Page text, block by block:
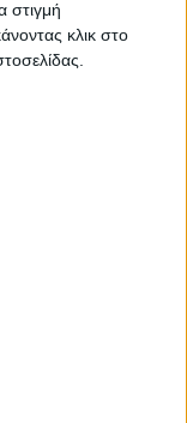
στιγμή
κλικ στο